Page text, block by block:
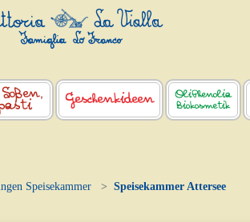
Geschenkideen
OliPhenolia
Biokosmetik
Speisekammer Speisekammer Attersee